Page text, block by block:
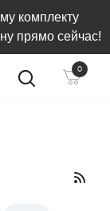
комплекту
прямо сейчас!
0